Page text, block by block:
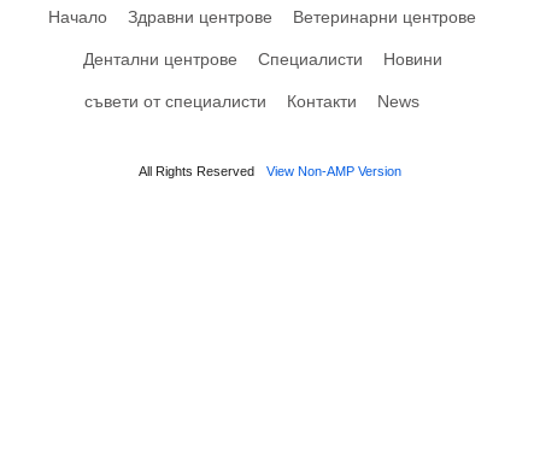
Начало Здравни центрове Ветеринарни центрове
Дентални центрове Специалисти Новини
съвети от специалисти Контакти News
All Rights Reserved View Non-AMP Version